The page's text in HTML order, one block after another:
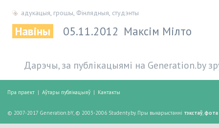
адукацыя, грошы, Фінлядныя, студэнты
Навіны 05.11.2012 Максім Мілто
Дарэчы, за публікацыямі на Generation.by
Пра праект | Аўтары публікацыяў | Кантакты
© 2007-2017 Generation.bY, © 2003-2006 Studenty.by. Пры выкарыстанні тэкстаў, фота